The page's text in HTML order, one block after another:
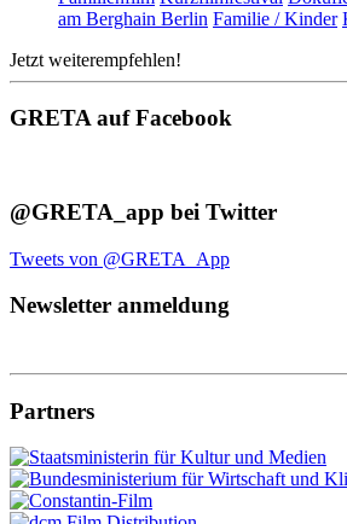
am Berghain Berlin Familie / Kinder
Jetzt weiterempfehlen!
GRETA auf Facebook
@GRETA_app bei Twitter
Tweets von @GRETA_App
Newsletter anmeldung
Partners